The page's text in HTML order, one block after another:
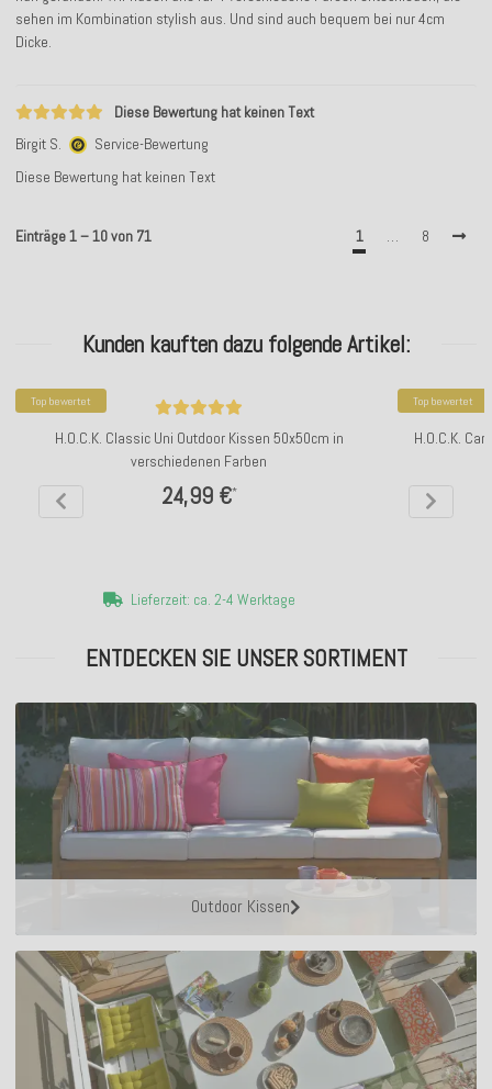
sehen im Kombination stylish aus. Und sind auch bequem bei nur 4cm
Dicke.
Diese Bewertung hat keinen Text
Birgit S.
Service-Bewertung
Diese Bewertung hat keinen Text
Einträge 1 – 10 von 71 1 … 8
Kunden kauften dazu folgende Artikel:
Top bewertet
H.O.C.K. Classic Uni Outdoor Kissen 50x50cm in
verschiedenen Farben
24,99 €*
Lieferzeit: ca. 2-4 Werktage
Top bewertet
H.O.C.K.
ENTDECKEN SIE UNSER SORTIMENT
Outdoor Kissen